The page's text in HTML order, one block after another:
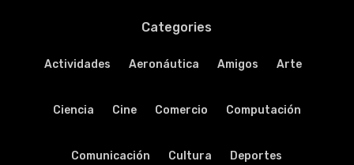
Categories
Actividades Aeronáutica Amigos Arte
Ciencia Cine Comercio Computación
Comunicación Cultura Deportes